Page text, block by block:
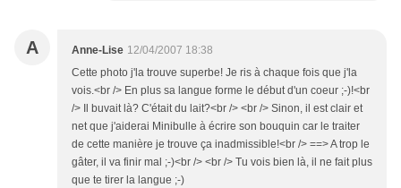
A Anne-Lise 12/04/2007 18:38
Cette photo j'la trouve superbe! Je ris à chaque fois que j'la
vois.<br /> En plus sa langue forme le début d'un coeur ;-)!<br
/> Il buvait là? C'était du lait?<br /> <br /> Sinon, il est clair et
net que j'aiderai Minibulle à écrire son bouquin car le traiter
de cette manière je trouve ça inadmissible!<br /> ==> A trop le
gâter, il va finir mal ;-)<br /> <br /> Tu vois bien là, il ne fait plus
que te tirer la langue ;-)